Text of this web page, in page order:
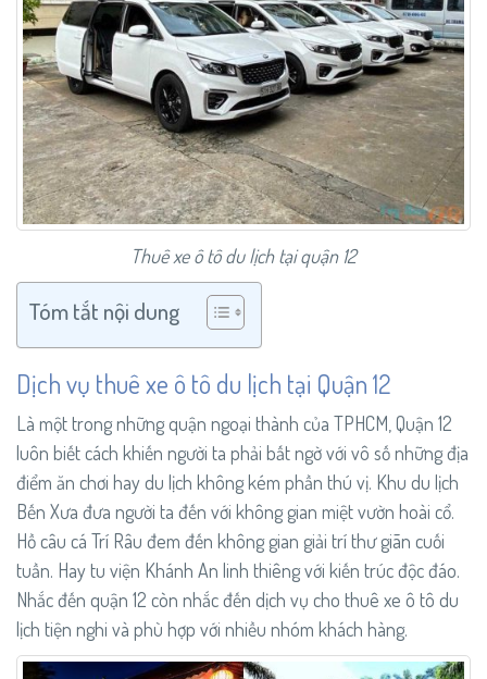
Thuê xe ô tô du lịch tại quận 12
Tóm tắt nội dung
Dịch vụ thuê xe ô tô du lịch tại Quận 12
Là một trong những quận ngoại thành của TPHCM, Quận 12
luôn biết cách khiến người ta phải bất ngờ với vô số những địa
điểm ăn chơi hay du lịch không kém phần thú vị. Khu du lịch
Bến Xưa đưa người ta đến với không gian miệt vườn hoài cổ.
Hồ câu cá Trí Râu đem đến không gian giải trí thư giãn cuối
tuần. Hay tu viện Khánh An linh thiêng với kiến trúc độc đáo.
Nhắc đến quận 12 còn nhắc đến dịch vụ cho thuê xe ô tô du
lịch tiện nghi và phù hợp với nhiều nhóm khách hàng.